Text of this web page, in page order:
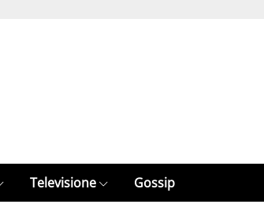
Televisione Gossip